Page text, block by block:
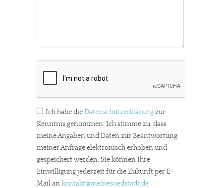
Ich habe dieDatenschutzerklärungzur
Kenntnis genommen. Ich stimme zu, dass
meine Angaben und Daten zur Beantwortung
meiner Anfrage elektronisch erhoben und
gespeichert werden. Sie können Ihre
Einwilligung jederzeit für die Zukunft per E-
Mail ankontakt@meinesuedstadt.de